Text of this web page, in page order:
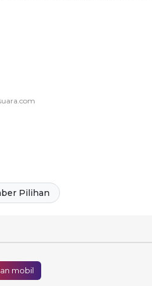
Pilihan
mobil